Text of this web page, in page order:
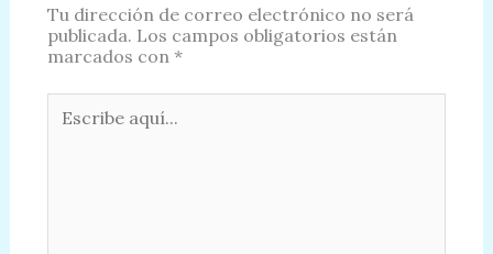
Tu dirección de correo electrónico no será
publicada. Los campos obligatorios están
marcados con *
Escribe
aquí...